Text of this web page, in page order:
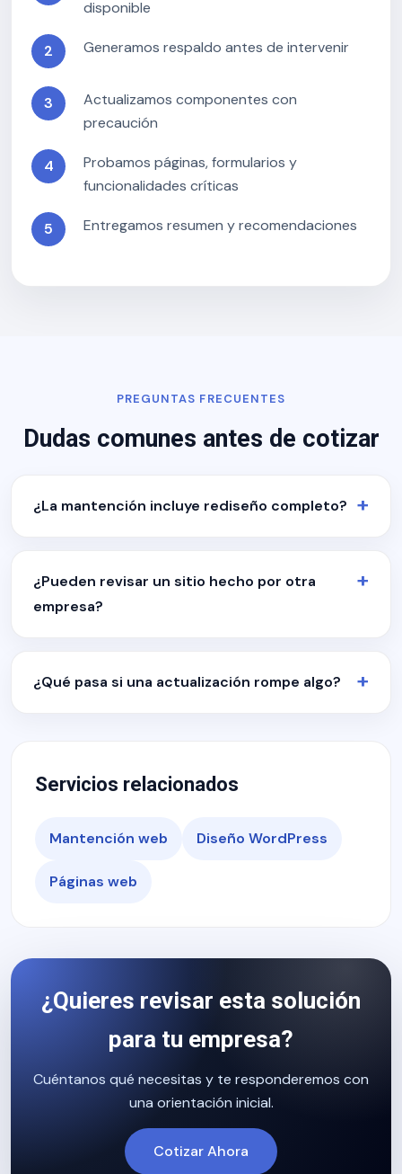
disponible
Generamos respaldo antes de intervenir
Actualizamos componentes con
precaución
Probamos páginas, formularios y
funcionalidades críticas
Entregamos resumen y recomendaciones
PREGUNTAS FRECUENTES
Dudas comunes antes de cotizar
¿La mantención incluye rediseño completo?
¿Pueden revisar un sitio hecho por otra
empresa?
¿Qué pasa si una actualización rompe algo?
Servicios relacionados
Mantención web Diseño WordPress
Páginas web
¿Quieres revisar esta solución
para tu empresa?
Cuéntanos qué necesitas y te responderemos con
una orientación inicial.
Cotizar Ahora